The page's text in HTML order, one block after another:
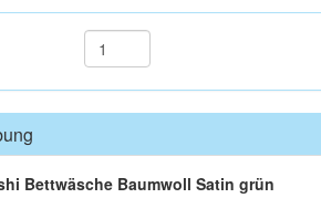
Bettwäsche Baumwoll Satin grün